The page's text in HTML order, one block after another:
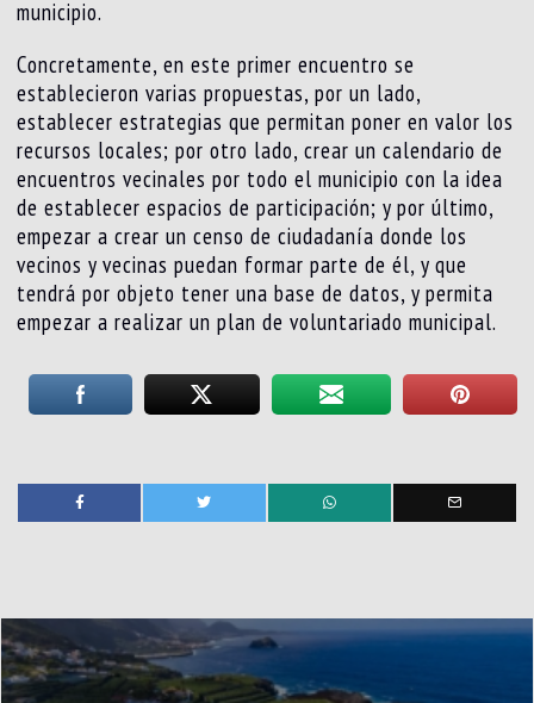
municipio.
Concretamente, en este primer encuentro se
establecieron varias propuestas, por un lado,
establecer estrategias que permitan poner en valor los
recursos locales; por otro lado, crear un calendario de
encuentros vecinales por todo el municipio con la idea
de establecer espacios de participación; y por último,
empezar a crear un censo de ciudadanía donde los
vecinos y vecinas puedan formar parte de él, y que
tendrá por objeto tener una base de datos, y permita
empezar a realizar un plan de voluntariado municipal.